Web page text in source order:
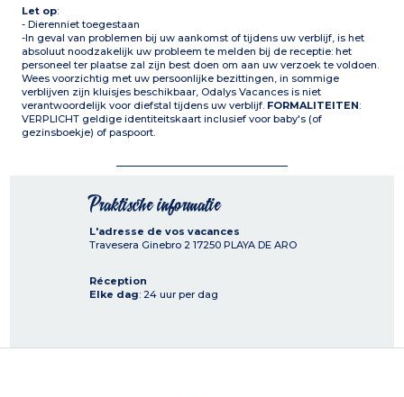
Let op:
- Dierenniet toegestaan
-In geval van problemen bij uw aankomst of tijdens uw verblijf, is het
absoluut noodzakelijk uw probleem te melden bij de receptie: het
personeel ter plaatse zal zijn best doen om aan uw verzoek te voldoen.
Wees voorzichtig met uw persoonlijke bezittingen, in sommige
verblijven zijn kluisjes beschikbaar, Odalys Vacances is niet
verantwoordelijk voor diefstal tijdens uw verblijf. FORMALITEITEN:
VERPLICHT geldige identiteitskaart inclusief voor baby's (of
gezinsboekje) of paspoort.
Praktische informatie
L'adresse de vos vacances
Travesera Ginebro 2 17250 PLAYA DE ARO
Réception
Elke dag: 24 uur per dag